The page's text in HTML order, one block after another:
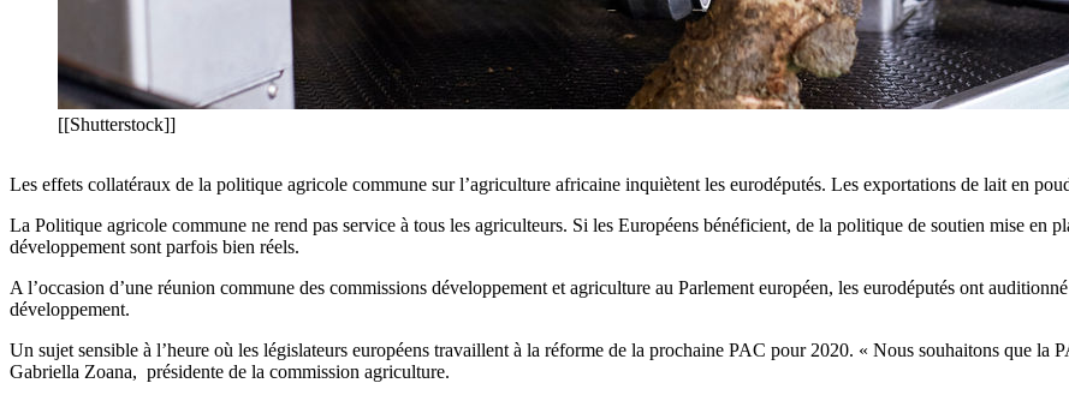
[[Shutterstock]]
Les effets collatéraux de la politique agricole commune sur l’agriculture africaine inquiètent les eurodéputés. Les exportations de lait en
La Politique agricole commune ne rend pas service à tous les agriculteurs. Si les Européens bénéficient, de la politique de soutien mise en
développement sont parfois bien réels.
A l’occasion d’une réunion commune des commissions développement et agriculture au Parlement européen, les eurodéputés ont
développement.
Un sujet sensible à l’heure où les législateurs européens travaillent à la réforme de la prochaine PAC pour 2020. « Nous souhaitons que la
Gabriella Zoana, présidente de la commission agriculture.